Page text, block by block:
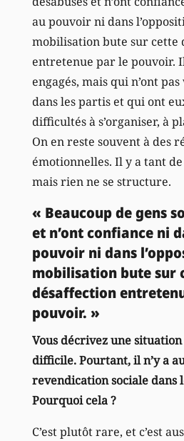
au pouvoir ni dans
mobilisation bute sur cette
entretenue par le pouvoir.
engagés, mais qui n’ont
dans les partis et qui ont
difficultés à s’organiser, à
On en reste souvent à des
émotionnelles. Il y a tant
mais rien ne se structure.
« Beaucoup de gens
et n’ont confiance ni
pouvoir ni dans
mobilisation bute sur
désaffection
pouvoir. »
Vous décrivez une
difficile. Pourtant, il n’y a
revendication sociale dans
Pourquoi cela ?
C’est plutôt rare, et c’est